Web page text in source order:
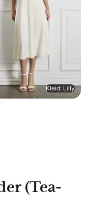
Kleid: Lilly
(Tea-